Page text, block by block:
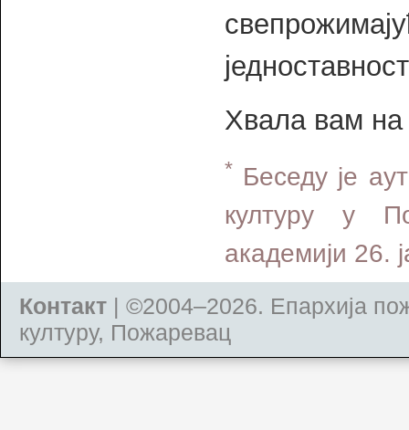
Хвала вам
* Беседу је
културу у
академији 26.
Контакт | ©2004–2026. Епархија
културу, Пожаревац